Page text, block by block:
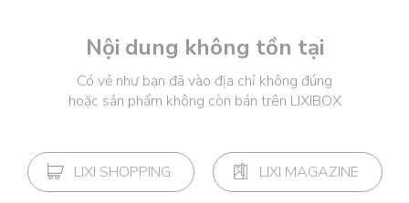
Nội dung không tồn tại
Có vẻ như bạn đã vào địa chỉ không đúng
hoặc sản phẩm không còn bán trên LIXIBOX
LIXI SHOPPING LIXI MAGAZINE